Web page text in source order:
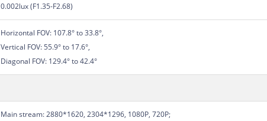
0.002lux (F1.35-F2.68)
Horizontal FOV: 107.8° to 33.8°,
Vertical FOV: 55.9° to 17.6°,
Diagonal FOV: 129.4° to 42.4°
Main stream: 2880*1620, 2304*1296, 1080P, 720P;